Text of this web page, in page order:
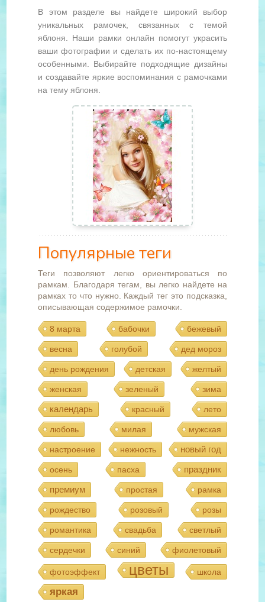
В этом разделе вы найдете широкий выбор
уникальных рамочек, связанных с темой
яблоня. Наши рамки онлайн помогут украсить
ваши фотографии и сделать их по-настоящему
особенными. Выбирайте подходящие дизайны
и создавайте яркие воспоминания с рамочками
на тему яблоня.
Популярные теги
Теги позволяют легко ориентироваться по
рамкам. Благодаря тегам, вы легко найдете на
рамках то что нужно. Каждый тег это подсказка,
описывающая содержимое рамочки.
8 марта бабочки бежевый
весна голубой дед мороз
день рождения детская желтый
женская зеленый зима
календарь красный лето
любовь милая мужская
настроение нежность новый год
осень пасха
праздник
премиум
простая рамка
рождество розовый розы
романтика свадьба светлый
сердечки синий фиолетовый
фотоэффект цветы школа
яркая